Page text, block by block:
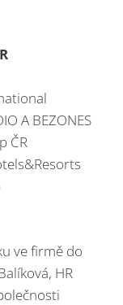
A BEZONES
ČR
ve firmě do
HR